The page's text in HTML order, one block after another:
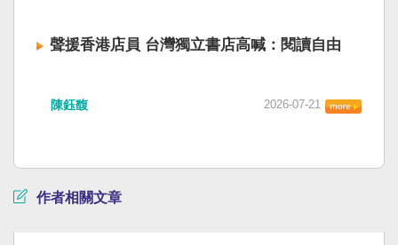
聲援香港店員 台灣獨立書店高喊：閱讀自由
陳鈺馥 2026-07-21
作者相關文章